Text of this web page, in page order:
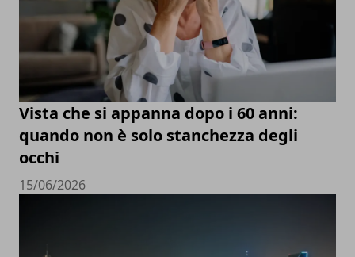
Vista che si appanna dopo i 60 anni:
quando non è solo stanchezza degli
occhi
15/06/2026